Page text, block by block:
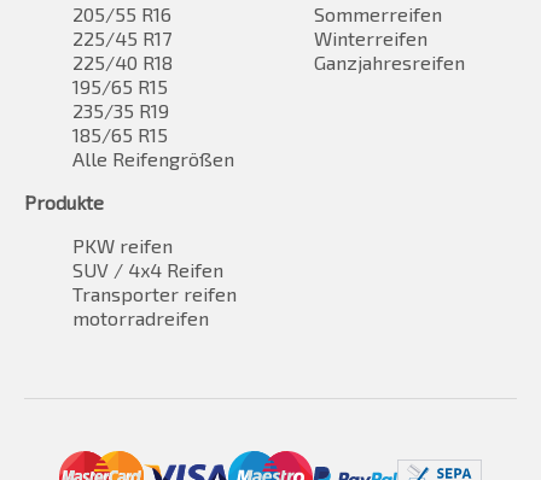
205/55 R16
225/45 R17
225/40 R18
195/65 R15
235/35 R19
185/65 R15
Alle Reifengrößen
Sommerreifen
Winterreifen
Ganzjahresreifen
Produkte
PKW reifen
SUV / 4x4 Reifen
Transporter reifen
motorradreifen